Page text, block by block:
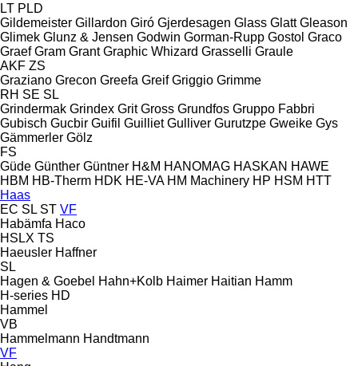
LT PLD
Gildemeister Gillardon Giró Gjerdesagen Glass Glatt Gleason
Glimek Glunz & Jensen Godwin Gorman-Rupp Gostol Graco
Graef Gram Grant Graphic Whizard Grasselli Graule
AKF ZS
Graziano Grecon Greefa Greif Griggio Grimme
RH SE SL
Grindermak Grindex Grit Gross Grundfos Gruppo Fabbri
Gubisch Gucbir Guifil Guilliet Gulliver Gurutzpe Gweike Gys
Gämmerler Gölz
FS
Güde Günther Güntner H&M HANOMAG HASKAN HAWE
HBM HB‑Therm HDK HE-VA HM Machinery HP HSM HTT
Haas
EC SL ST VF
Habämfa Haco
HSLX TS
Haeusler Haffner
SL
Hagen & Goebel Hahn+Kolb Haimer Haitian Hamm
H-series HD
Hammel
VB
Hammelmann Handtmann
VF